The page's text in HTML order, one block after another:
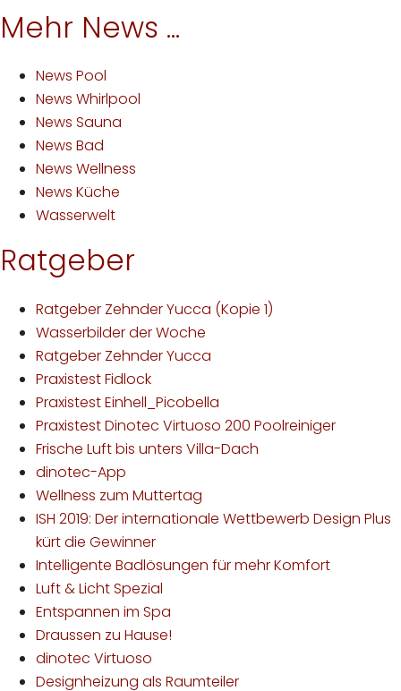
Mehr News ...
News Pool
News Whirlpool
News Sauna
News Bad
News Wellness
News Küche
Wasserwelt
Ratgeber
Ratgeber Zehnder Yucca (Kopie 1)
Wasserbilder der Woche
Ratgeber Zehnder Yucca
Praxistest Fidlock
Praxistest Einhell_Picobella
Praxistest Dinotec Virtuoso 200 Poolreiniger
Frische Luft bis unters Villa-Dach
dinotec-App
Wellness zum Muttertag
ISH 2019: Der internationale Wettbewerb Design Plus
kürt die Gewinner
Intelligente Badlösungen für mehr Komfort
Luft & Licht Spezial
Entspannen im Spa
Draussen zu Hause!
dinotec Virtuoso
Designheizung als Raumteiler